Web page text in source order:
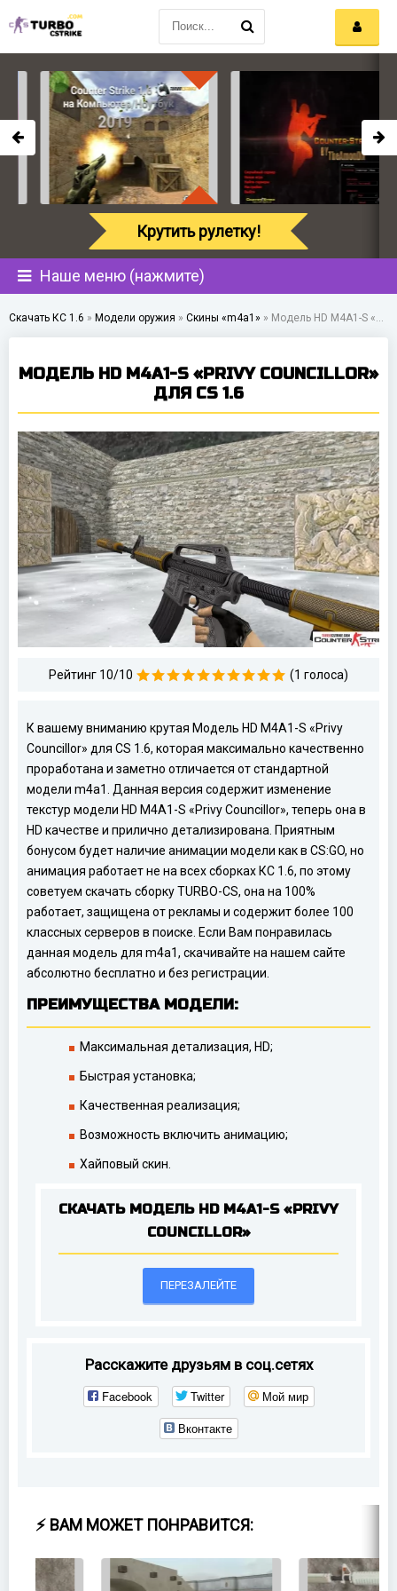
Наше меню (нажмите)
Скачать КС 1.6 » Модели оружия » Скины «m4a1» » Модель HD M4A1-S «Privy Councillor» для CS 1.6
МОДЕЛЬ HD M4A1-S «PRIVY COUNCILLOR»
ДЛЯ CS 1.6
Рейтинг 10/10 (1 голоса)
К вашему вниманию крутая Модель HD M4A1-S «Privy
Councillor» для CS 1.6, которая максимально качественно
проработана и заметно отличается от стандартной
модели m4a1. Данная версия содержит изменение
текстур модели HD M4A1-S «Privy Councillor», теперь она в
HD качестве и прилично детализирована. Приятным
бонусом будет наличие анимации модели как в CS:GO, но
анимация работает не на всех сборках КС 1.6, по этому
советуем скачать сборку TURBO-CS, она на 100%
работает, защищена от рекламы и содержит более 100
классных серверов в поиске. Если Вам понравилась
данная модель для m4a1, скачивайте на нашем сайте
абсолютно бесплатно и без регистрации.
ПРЕИМУЩЕСТВА МОДЕЛИ:
Максимальная детализация, HD;
Быстрая установка;
Качественная реализация;
Возможность включить анимацию;
Хайповый скин.
СКАЧАТЬ МОДЕЛЬ HD M4A1-S «PRIVY
COUNCILLOR»
ПЕРЕЗАЛЕЙТЕ
Расскажите друзьям в соц.сетях
Facebook Twitter
Мой мир
Вконтакте
⚡ ВАМ МОЖЕТ ПОНРАВИТСЯ:
Крутить рулетку!